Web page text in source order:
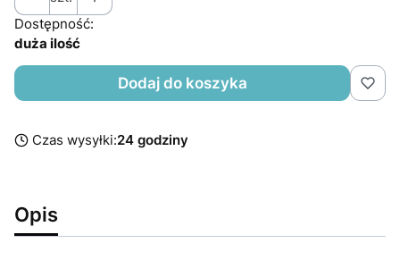
Dostępność:
duża ilość
Dodaj do koszyka
Czas wysyłki:24 godziny
Opis